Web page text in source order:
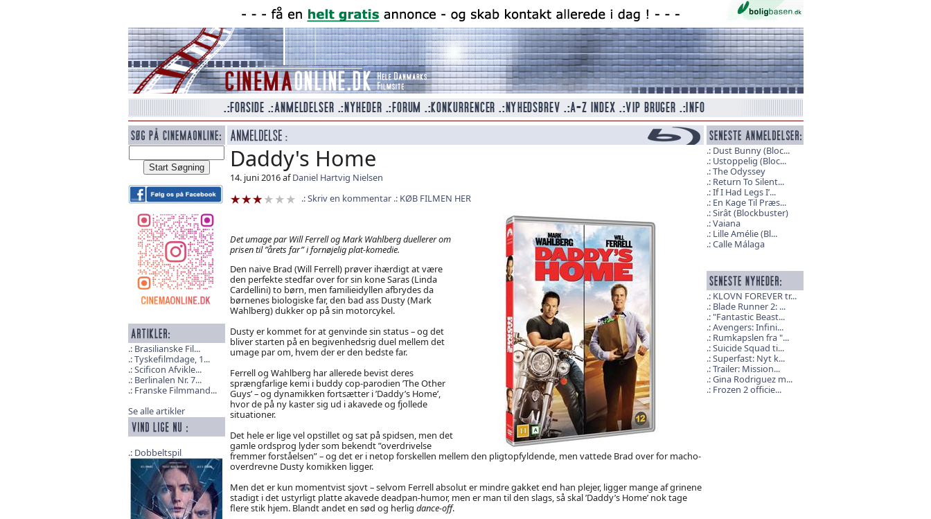
Brasilianske Fil...
Tyskefilmdage, 1...
Scificon Afvikle...
Berlinalen Nr. 7...
Franske Filmmand...
Se alle artikler
Dobbeltspil
Daddy's Home
14. juni 2016 afDaniel Hartvig Nielsen
Skriv en kommentar
KØB FILMEN HER
Det umage par Will Ferrell og Mark Wahlberg duellerer om
prisen til ”årets far” i fornøjelig plat-komedie.
Den naive Brad (Will Ferrell) prøver ihærdigt at være
den perfekte stedfar over for sin kone Saras (Linda
Cardellini) to børn, men familieidyllen afbrydes da
børnenes biologiske far, den bad ass Dusty (Mark
Wahlberg) dukker op på sin motorcykel.
Dusty er kommet for at genvinde sin status – og det
bliver starten på en begivenhedsrig duel mellem det
umage par om, hvem der er den bedste far.
Ferrell og Wahlberg har allerede bevist deres
sprængfarlige kemi i buddy cop-parodien ’The Other
Guys’ – og dynamikken fortsætter i ’Daddy’s Home’,
hvor de på ny kaster sig ud i akavede og fjollede
situationer.
Det hele er lige vel opstillet og sat på spidsen, men det
gamle ordsprog lyder som bekendt ”overdrivelse
fremmer forståelsen” – og det er i netop forskellen mellem den pligtopfyldende, men vattede Brad over for macho-
overdrevne Dusty komikken ligger.
Men det er kun momentvist sjovt – selvom Ferrell absolut er mindre gakket end han plejer, ligger mange af grinene
stadigt i det ustyrligt platte akavede deadpan-humor, men er man til den slags, så skal ’Daddy’s Home’ nok tage
flere stik hjem. Blandt andet en sød og herlig dance-off.
Dust Bunny (Bloc...
Ustoppelig (Bloc...
The Odyssey
Return To Silent...
If I Had Legs I’...
En Kage Til Præs...
Sirât (Blockbuster)
Vaiana
Lille Amélie (Bl...
Calle Málaga
KLOVN FOREVER tr...
Blade Runner 2: ...
"Fantastic Beast...
Avengers: Infini...
Rumkapslen fra "...
Suicide Squad ti...
Superfast: Nyt k...
Trailer: Mission...
Gina Rodriguez m...
Frozen 2 officie...